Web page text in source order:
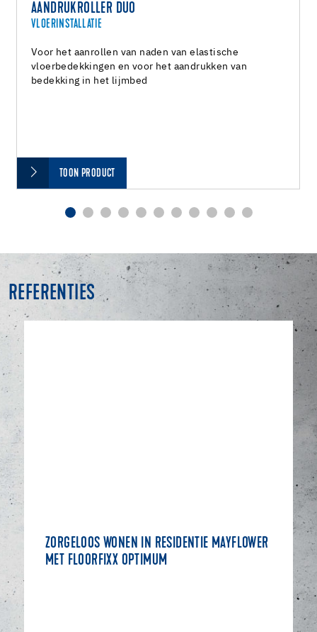
AANDRUKROLLER DUO
VLOERINSTALLATIE
Voor het aanrollen van naden van elastische
vloerbedekkingen en voor het aandrukken van
bedekking in het lijmbed
TOON PRODUCT
REFERENTIES
ZORGELOOS WONEN IN RESIDENTIE MAYFLOWER
MET FLOORFIXX OPTIMUM